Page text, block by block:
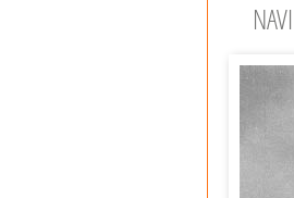
NAVI